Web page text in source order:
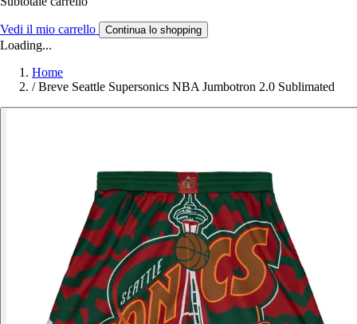
Vedi il mio carrello Continua lo shopping
Loading...
Home
/ Breve Seattle Supersonics NBA Jumbotron 2.0 Sublimated